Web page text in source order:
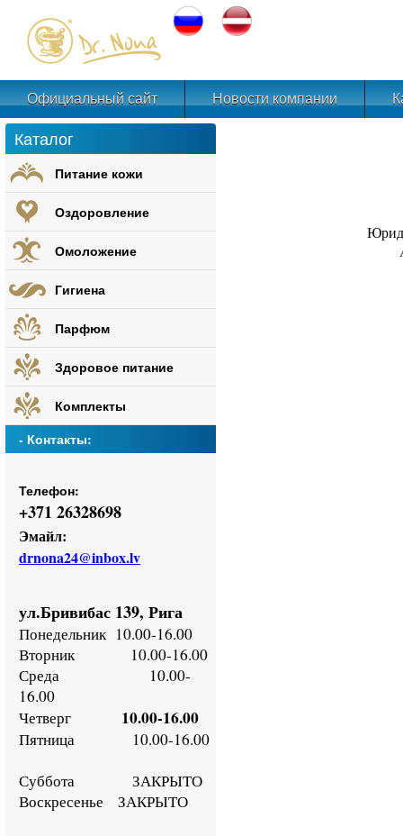
Официальный сайт Новости компании
Каталог
Питание кожи
Оздоровление
Омоложение
Гигиена
Парфюм
Здоровое питание
Комплекты
- Контакты:
Телефон:
+371 26328698
Эмайл:
drnona24@inbox.lv
ул.Бривибас 139, Рига
Понедельник 10.00-16.00
Вторник 10.00-16.00
Среда 10.00-
16.00
Четверг 10.00-16.00
Пятница 10.00-16.00
Суббота ЗАКРЫТО
Воскресенье ЗАКРЫТО